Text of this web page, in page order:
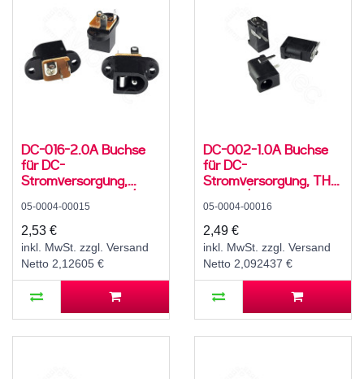
DC-016-2.0A Buchse
für DC-
Stromversorgung,
Lötfahnen, für 5,5 /
2,1mm Hohlstecker, 30
V, 500 mA, 0°, -20..70
°C
05-0004-00015
2,53 €
inkl. MwSt. zzgl. Versand
Netto 2,12605 €
DC-002-1.0A Buchse
für DC-
Stromversorgung, THT,
für 3,5 / 1,1 mm
Hohlstecker, 30 V, 500
mA, 90°, -20..70 °C
05-0004-00016
2,49 €
inkl. MwSt. zzgl. Versand
Netto 2,092437 €